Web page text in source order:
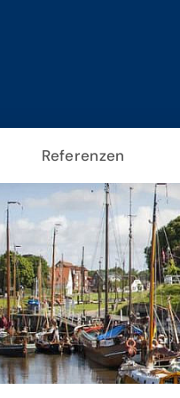
Referenzen